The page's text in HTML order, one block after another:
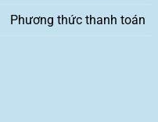
Phương thức thanh toán